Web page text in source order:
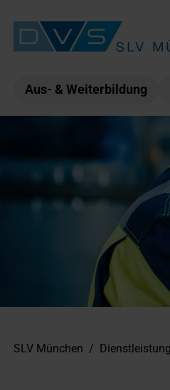
Aus- & Weiterbildung
SLV München /